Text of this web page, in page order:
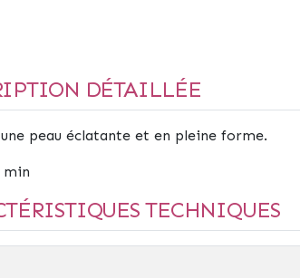
DÉTAILLÉE
une peau éclatante et en pleine forme.
min
TECHNIQUES